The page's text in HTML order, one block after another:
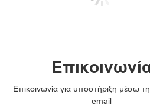
Επικοινωνία για υποστήριξη μέσω
email